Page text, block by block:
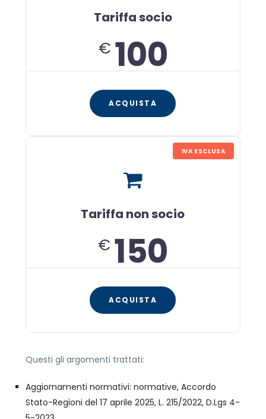
Tariffa socio
€ 100
ACQUISTA
IVA ESCLUSA
Tariffa non socio
€ 150
ACQUISTA
Questi gli argomenti trattati:
Aggiornamenti normativi: normative, Accordo
Stato-Regioni del 17 aprile 2025, L. 215/2022, D.Lgs 4-